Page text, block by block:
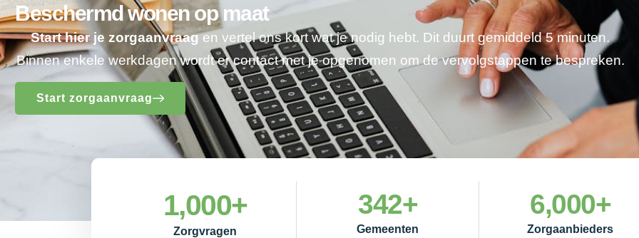
Beschermd wonen op maat
Start hier je zorgaanvraagen vertel ons kort wat je nodig hebt. Dit duurt gemiddeld 5 minuten.
Binnen enkele werkdagen wordt er contact met je opgenomen om de vervolgstappen te bespreken.
Start zorgaanvraag
Zorgvragen
1,000+
Gemeenten
342+
Zorgaanbieders
6,000+